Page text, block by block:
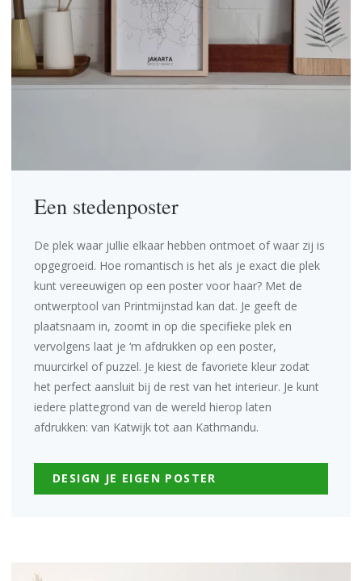
Een stedenposter
De plek waar jullie elkaar hebben ontmoet of waar zij is
opgegroeid. Hoe romantisch is het als je exact die plek
kunt vereeuwigen op een poster voor haar? Met de
ontwerptool van Printmijnstad kan dat. Je geeft de
plaatsnaam in, zoomt in op die specifieke plek en
vervolgens laat je ‘m afdrukken op een poster,
muurcirkel of puzzel. Je kiest de favoriete kleur zodat
het perfect aansluit bij de rest van het interieur. Je kunt
iedere plattegrond van de wereld hierop laten
afdrukken: van Katwijk tot aan Kathmandu.
DESIGN JE EIGEN POSTER